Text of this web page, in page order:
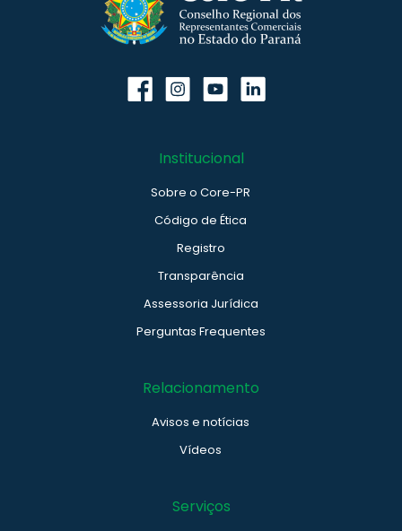
Institucional
Sobre o Core-PR
Código de Ética
Registro
Transparência
Assessoria Jurídica
Perguntas Frequentes
Relacionamento
Avisos e notícias
Vídeos
Serviços